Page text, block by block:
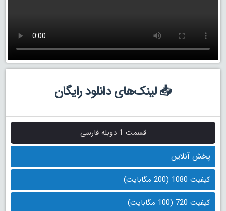
📥 لینک‌های دانلود رایگان
قسمت 1 دوبله فارسی
پخش آنلاین
کیفیت 1080 (200 مگابایت)
کیفیت 720 (100 مگابایت)